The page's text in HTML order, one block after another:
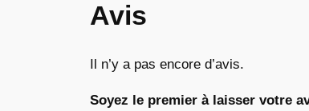
Avis
Il n’y a pas encore d’avis.
Soyez le premier à laisser votre